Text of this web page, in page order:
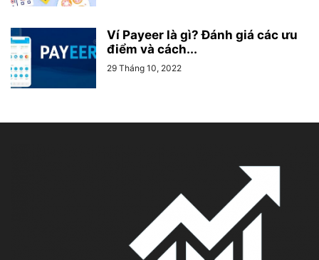
Ví Payeer là gì? Đánh giá các ưu
điểm và cách...
29 Tháng 10, 2022